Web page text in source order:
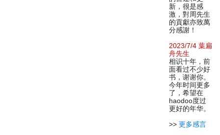
新，很是感
激，對周先生
的貢獻亦致萬
分感謝！
2023/7/4 葉扁
舟先生
相识十年，前
面看过不少好
书，谢谢你。
今年时间更多
了，希望在
haodoo度过
更好的年华。
>> 更多感言